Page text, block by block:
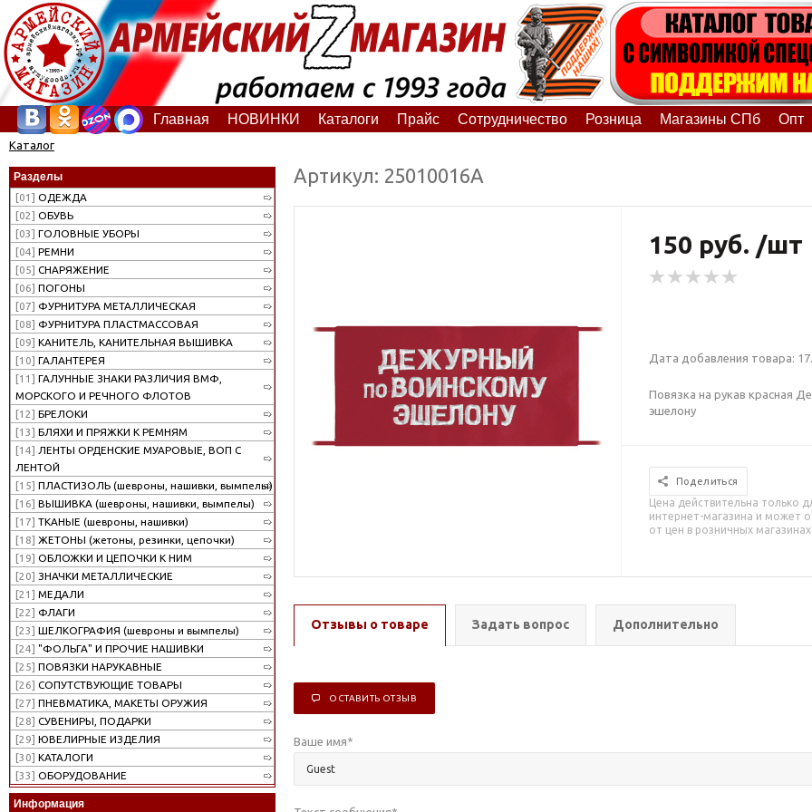
Главная НОВИНКИ Каталоги Прайс Сотрудничество Розница Магазины СПб Опт
Каталог
Разделы
[01] ОДЕЖДА
[02] ОБУВЬ
[03] ГОЛОВНЫЕ УБОРЫ
[04] РЕМНИ
[05] СНАРЯЖЕНИЕ
[06] ПОГОНЫ
[07] ФУРНИТУРА МЕТАЛЛИЧЕСКАЯ
[08] ФУРНИТУРА ПЛАСТМАССОВАЯ
[09] КАНИТЕЛЬ, КАНИТЕЛЬНАЯ ВЫШИВКА
[10] ГАЛАНТЕРЕЯ
[11] ГАЛУННЫЕ ЗНАКИ РАЗЛИЧИЯ ВМФ,
МОРСКОГО И РЕЧНОГО ФЛОТОВ
[12] БРЕЛОКИ
[13] БЛЯХИ И ПРЯЖКИ К РЕМНЯМ
[14] ЛЕНТЫ ОРДЕНСКИЕ МУАРОВЫЕ, ВОП С
ЛЕНТОЙ
[15] ПЛАСТИЗОЛЬ (шевроны, нашивки, вымпелы)
[16] ВЫШИВКА (шевроны, нашивки, вымпелы)
[17] ТКАНЫЕ (шевроны, нашивки)
[18] ЖЕТОНЫ (жетоны, резинки, цепочки)
[19] ОБЛОЖКИ И ЦЕПОЧКИ К НИМ
[20] ЗНАЧКИ МЕТАЛЛИЧЕСКИЕ
[21] МЕДАЛИ
[22] ФЛАГИ
[23] ШЕЛКОГРАФИЯ (шевроны и вымпелы)
[24] "ФОЛЬГА" И ПРОЧИЕ НАШИВКИ
[25] ПОВЯЗКИ НАРУКАВНЫЕ
[26] СОПУТСТВУЮЩИЕ ТОВАРЫ
[27] ПНЕВМАТИКА, МАКЕТЫ ОРУЖИЯ
[28] СУВЕНИРЫ, ПОДАРКИ
[29] ЮВЕЛИРНЫЕ ИЗДЕЛИЯ
[30] КАТАЛОГИ
[33] ОБОРУДОВАНИЕ
Информация
Артикул: 25010016А
150 руб. /шт
Дата добавления товара:
Повязка на рукав красная
эшелону
Поделиться
Цена действительна только
интернет-магазина и может
от цен в розничных магазинах
Отзывы о товаре Задать вопрос Дополнительно
ОСТАВИТЬ ОТЗЫВ
Ваше имя*